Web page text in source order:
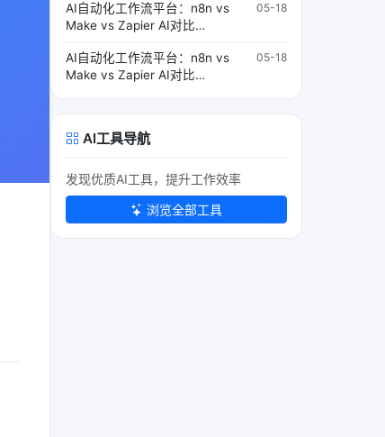
AI自动化工作流平台：n8n vs
Make vs Zapier AI对比
05-18
AI自动化工作流平台：n8n vs
Make vs Zapier AI对比
05-18
AI工具导航
发现优质AI工具，提升工作效率
浏览全部工具